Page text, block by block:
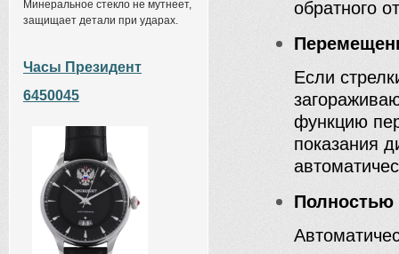
обратного
Если
функцию
показания
Полностью
Минеральное стекло не мутнеет,
защищает детали при ударах.
Часы Президент
6450045